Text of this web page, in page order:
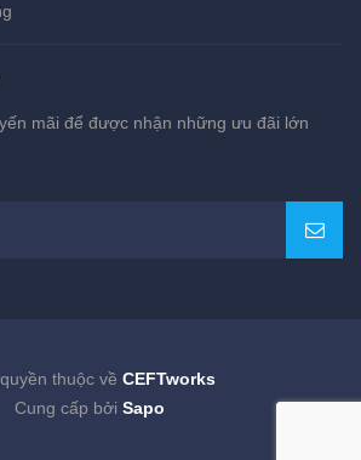
mãi để được nhận những ưu đãi lớn
thuộc về CEFTworks
Cung cấp bởi Sapo